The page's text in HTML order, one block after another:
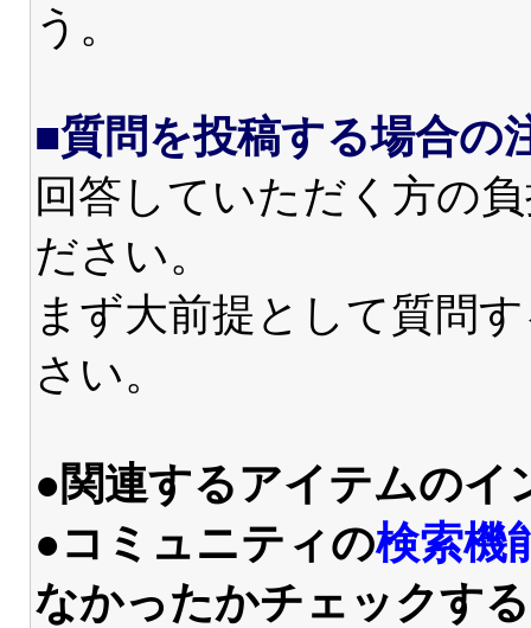
う。
■質問を投稿する場合の
回答していただく方の
ださい。
まず大前提として質問
さい。
●関連するアイテムのイ
●コミュニティの検索機
なかったかチェックす